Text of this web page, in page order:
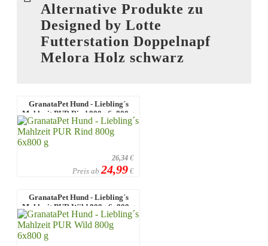
Alternative Produkte zu
Designed by Lotte
Futterstation Doppelnapf
Melora Holz schwarz
GranataPet Hund - Liebling´s
Mahlzeit PUR Rind 800g 6x800 g
26,34 €
Preis ab 24,99 €
GranataPet Hund - Liebling´s
Mahlzeit PUR Wild 800g 6x800 g